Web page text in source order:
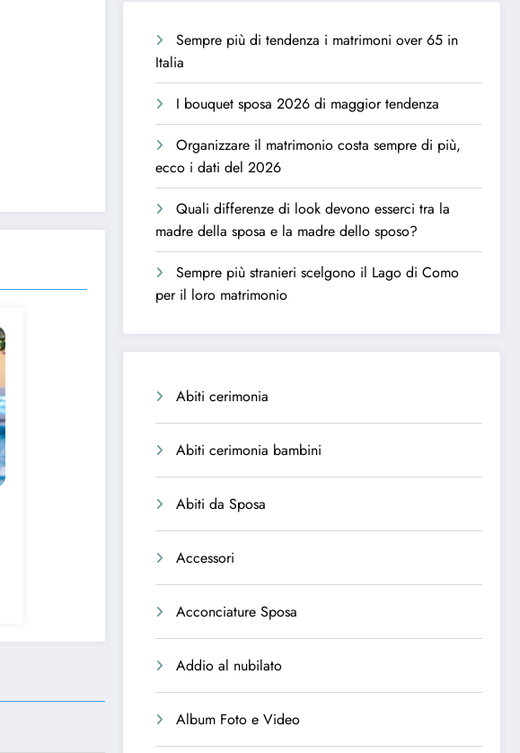
Sempre più di tendenza i matrimoni over 65 in
Italia
I bouquet sposa 2026 di maggior tendenza
Organizzare il matrimonio costa sempre di più,
ecco i dati del 2026
Quali differenze di look devono esserci tra la
madre della sposa e la madre dello sposo?
Sempre più stranieri scelgono il Lago di Como
per il loro matrimonio
Abiti cerimonia
Abiti cerimonia bambini
Abiti da Sposa
Accessori
Acconciature Sposa
Addio al nubilato
Album Foto e Video